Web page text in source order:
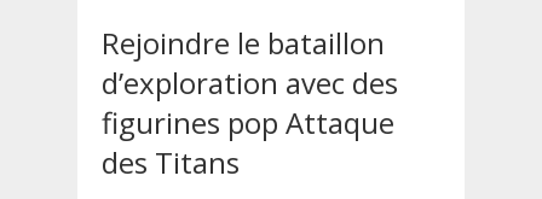
Rejoindre le bataillon
d’exploration avec des
figurines pop Attaque
des Titans